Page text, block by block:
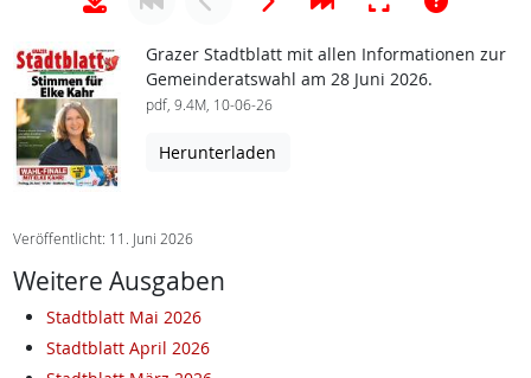
Grazer Stadtblatt mit allen Informationen zur
Gemeinderatswahl am 28 Juni 2026.
pdf, 9.4M, 10-06-26
Herunterladen
Veröffentlicht: 11. Juni 2026
Weitere Ausgaben
Stadtblatt Mai 2026
Stadtblatt April 2026